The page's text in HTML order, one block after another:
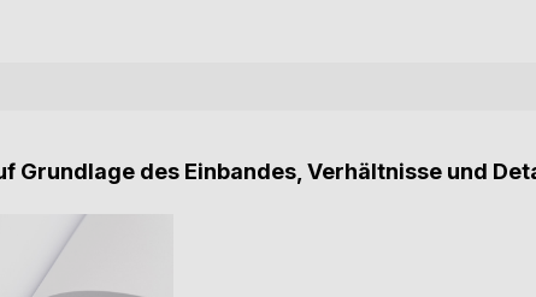
Grundlage des Einbandes, Verhältnisse und